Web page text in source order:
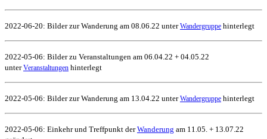
2022-06-20: Bilder zur Wanderung am 08.06.22 unterWandergruppe hinterlegt
2022-05-06: Bilder zu Veranstaltungen am 06.04.22 + 04.05.22
unterVeranstaltungen hinterlegt
2022-05-06: Bilder zur Wanderung am 13.04.22 unterWandergruppe hinterlegt
2022-05-06: Einkehr und Treffpunkt derWanderung am 11.05. + 13.07.22